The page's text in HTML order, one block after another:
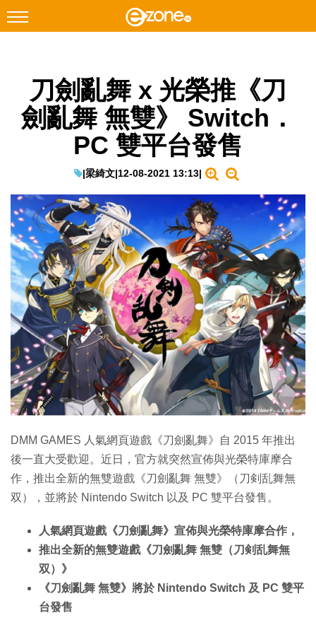
Facebook Instagram
科技焦點
教學評測
EduTech
IT Times
生成式AI與雲端應用
Enterprise Digital Transformation
特集
刀劍亂舞 x 光榮推《刀
劍亂舞 無雙》 Switch．
PC 雙平台發售
|梁綺文|12-08-2021 13:13|
DMM GAMES 人氣網頁遊戲《刀劍亂舞》自 2015 年推出
後一直大受歡迎。近日，官方就突然宣佈與光榮特庫摩合
作，推出全新的無雙遊戲《刀劍亂舞 無雙》（刀剣乱舞無
双），並將於 Nintendo Switch 以及 PC 雙平台發售。
人氣網頁遊戲《刀劍亂舞》宣佈與光榮特庫摩合作，
推出全新的無雙遊戲《刀劍亂舞 無雙（刀剣乱舞無
双）》
《刀劍亂舞 無雙》將於 Nintendo Switch 及 PC 雙平
台發售